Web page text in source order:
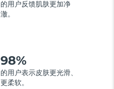
的用户反馈肌肤更加净
澈。
98%
的用户表示皮肤更光滑、
更柔软。